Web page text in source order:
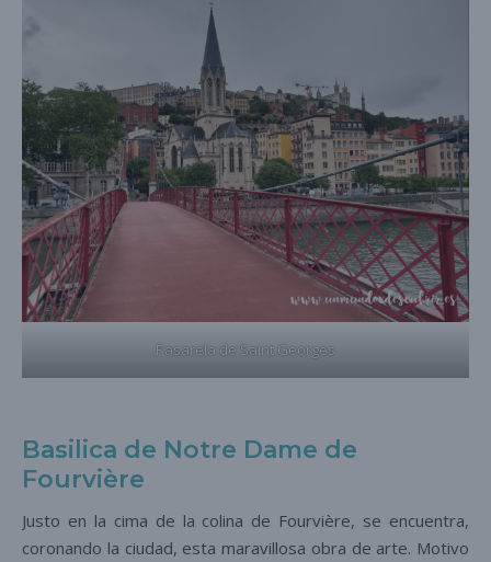
Pasarela de Saint Georges
Basilica de Notre Dame de
Fourvière
Justo en la cima de la colina de Fourvière, se encuentra,
coronando la ciudad, esta maravillosa obra de arte. Motivo